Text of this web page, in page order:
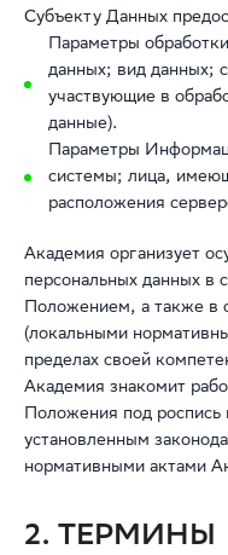
Субъекту Данных
Параметры
данных; вид данных;
участвующие в
данные).
Параметры
системы; лица,
расположения
Академия организует
персональных данных в
Положением, а также в
(локальными
пределах своей
Академия знакомит
Положения под
установленным
нормативными актами
2. ТЕРМИНЫ